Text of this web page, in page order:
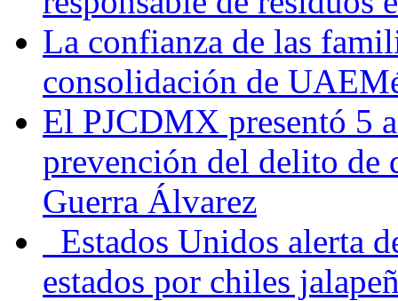
La confianza de las
consolidación de
El PJCDMX presentó 5
prevención del delito de
Guerra Álvarez
Estados Unidos alerta
estados por chiles